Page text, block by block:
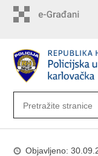
Objavljeno: